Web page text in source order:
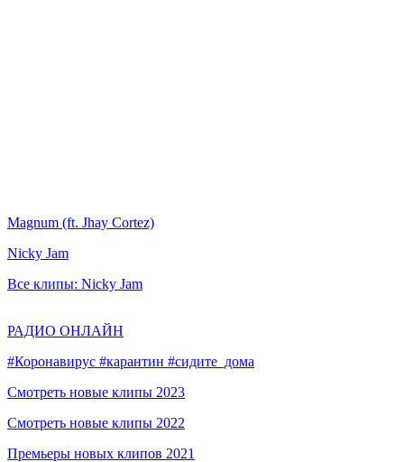
Magnum (ft. Jhay Cortez)
Nicky Jam
Все клипы: Nicky Jam
РАДИО ОНЛАЙН
#Коронавирус #карантин #сидите_дома
Смотреть новые клипы 2023
Смотреть новые клипы 2022
Премьеры новых клипов 2021